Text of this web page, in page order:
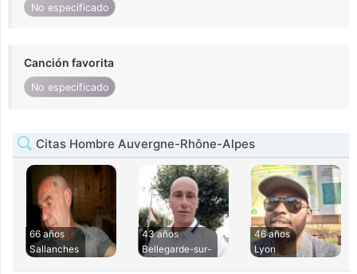
No especificado
Canción favorita
No especificado
Citas Hombre Auvergne-Rhône-Alpes
66 años
Sallanches
43 años
Bellegarde-sur-
46 años
Lyon